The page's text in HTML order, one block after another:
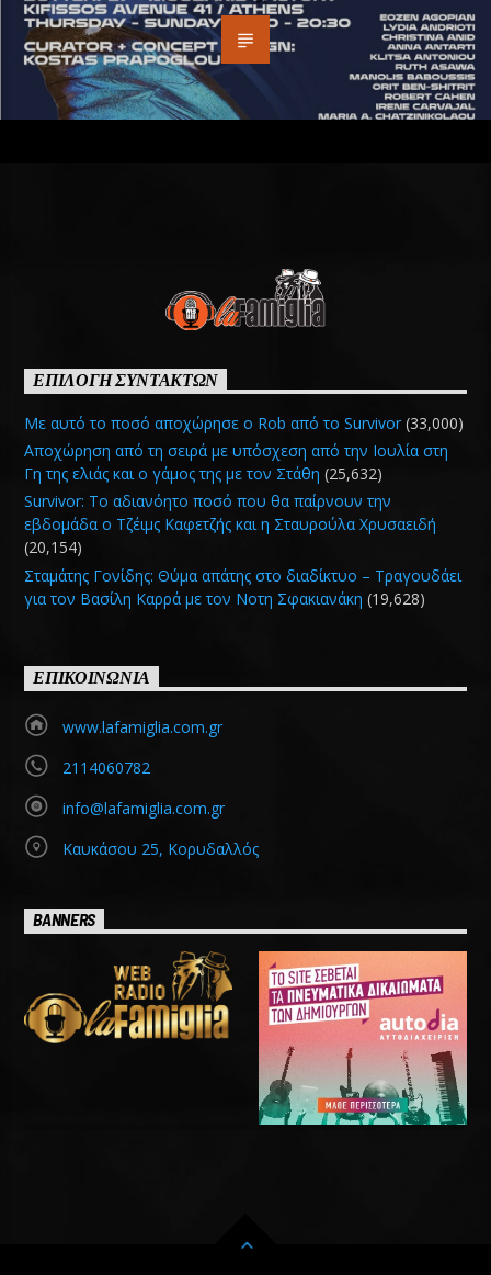
ΕΠΙΛΟΓΗ ΣΥΝΤΑΚΤΩΝ
Με αυτό το ποσό αποχώρησε ο Rob από το Survivor (33,000)
Αποχώρηση από τη σειρά με υπόσχεση από την Ιουλία στη
Γη της ελιάς και ο γάμος της με τον Στάθη (25,632)
Survivor: Το αδιανόητο ποσό που θα παίρνουν την
εβδομάδα ο Τζέιμς Καφετζής και η Σταυρούλα Χρυσαειδή
(20,154)
Σταμάτης Γονίδης: Θύμα απάτης στο διαδίκτυο – Τραγουδάει
για τον Βασίλη Καρρά με τον Νοτη Σφακιανάκη (19,628)
ΕΠΙΚΟΙΝΩΝΙΑ
www.lafamiglia.com.gr
2114060782
info@lafamiglia.com.gr
Καυκάσου 25, Κορυδαλλός
BANNERS